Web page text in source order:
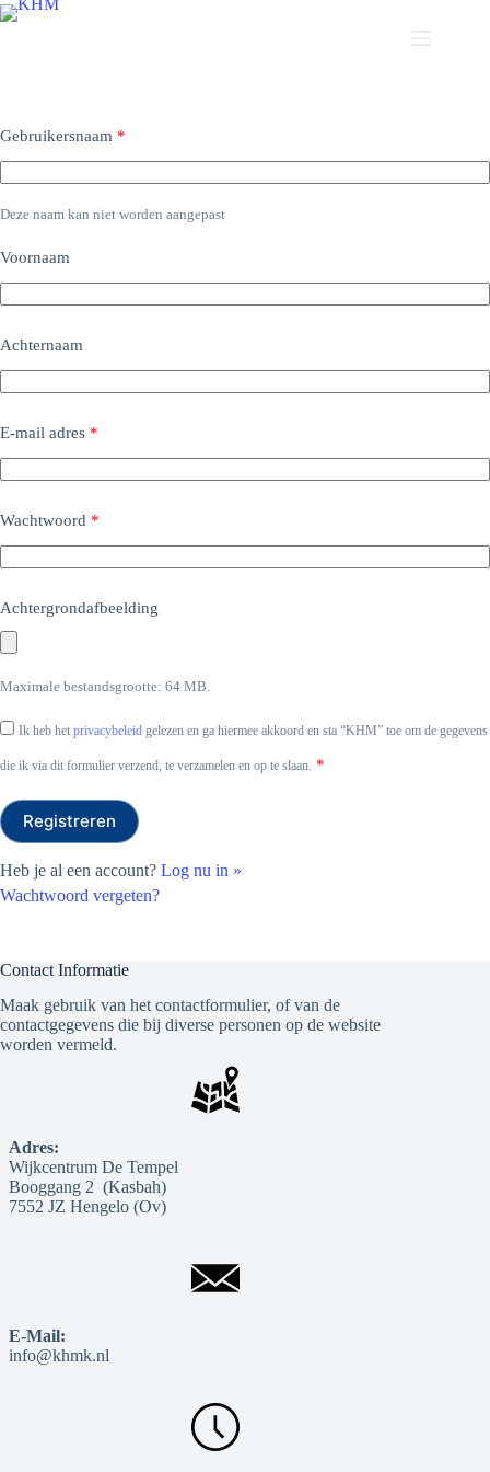
Ga
naar
Gebruikersnaam *
Deze naam kan niet worden aangepast
Voornaam
Achternaam
E-mail adres *
Wachtwoord *
Achtergrondafbeelding
Maximale bestandsgrootte: 64 MB.
Ik heb het privacybeleid gelezen en ga hiermee akkoord en sta “KHM” toe om de gegevens
die ik via dit formulier verzend, te verzamelen en op te slaan. *
Heb je al een account? Log nu in »
Wachtwoord vergeten?
Contact Informatie
Maak gebruik van het contactformulier, of van de
contactgegevens die bij diverse personen op de website
worden vermeld.
Adres:
Wijkcentrum De Tempel
Booggang 2 (Kasbah)
7552 JZ Hengelo (Ov)
E-Mail:
info@khmk.nl